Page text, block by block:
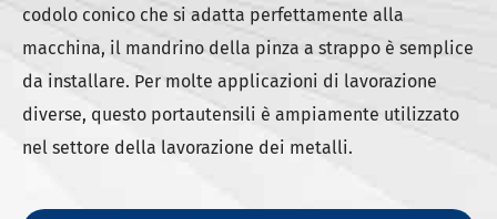
codolo conico che si adatta perfettamente alla
macchina, il mandrino della pinza a strappo è semplice
da installare. Per molte applicazioni di lavorazione
diverse, questo portautensili è ampiamente utilizzato
nel settore della lavorazione dei metalli.